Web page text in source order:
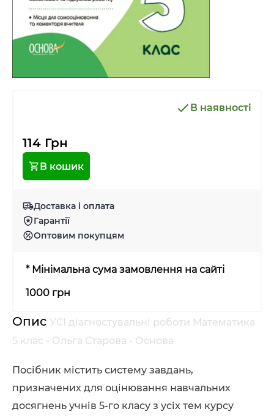
В наявності
114 Грн
В кошик
Доставка і оплата
Гарантії
Оптовим покупцям
* Мінімальна сума замовлення на сайті
1000 грн
Опис УСІ діагностувальні роботи Математика
5 клас - Ольга Старова - Основа
Посібник містить систему завдань,
призначених для оцінювання навчальних
досягнень учнів 5-го класу з усіх тем курсу